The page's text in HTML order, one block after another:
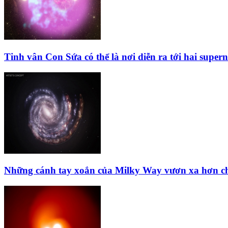
Tinh vân Con Sứa có thể là nơi diễn ra tới hai
Những cánh tay xoắn của Milky Way vươn xa hơn